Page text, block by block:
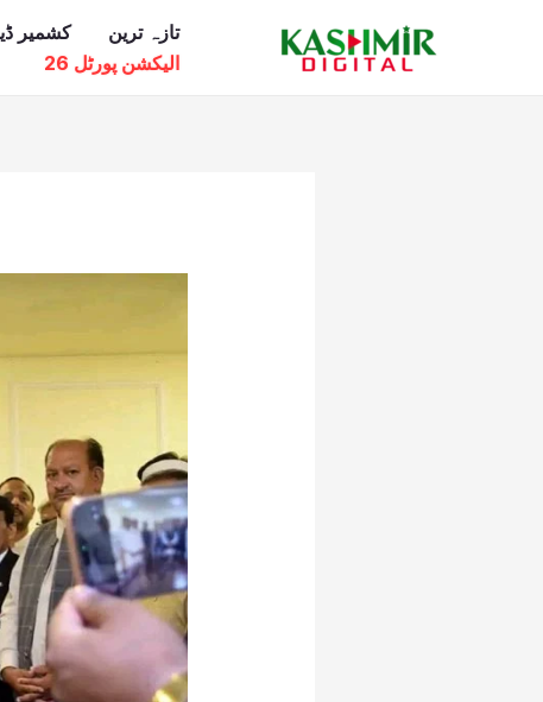
تازہ ترین کشمیر
الیکشن پورٹل 26